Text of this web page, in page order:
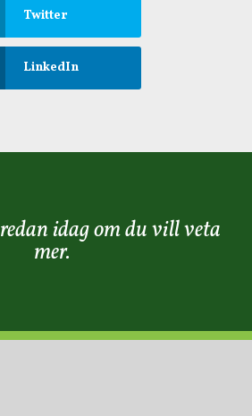
Twitter
LinkedIn
redan idag om du vill veta
mer.